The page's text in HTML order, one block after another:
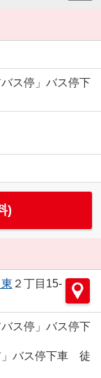
ス停」バス停下
)
２丁目15-
ス停」バス停下
」バス停下車 徒